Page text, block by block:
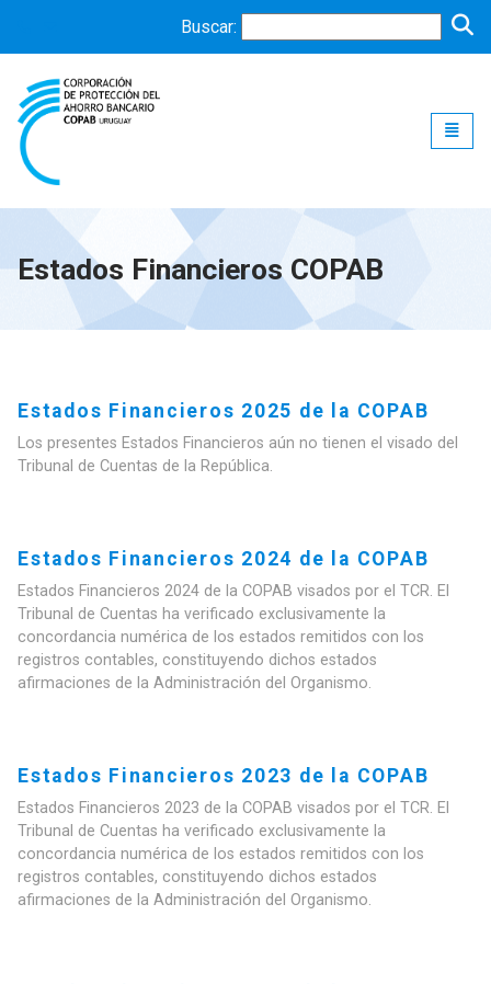
Buscar:
Estados Financieros COPAB
Estados Financieros 2025 de la COPAB
Los presentes Estados Financieros aún no tienen el visado del
Tribunal de Cuentas de la República.
Estados Financieros 2024 de la COPAB
Estados Financieros 2024 de la COPAB visados por el TCR. El
Tribunal de Cuentas ha verificado exclusivamente la
concordancia numérica de los estados remitidos con los
registros contables, constituyendo dichos estados
afirmaciones de la Administración del Organismo.
Estados Financieros 2023 de la COPAB
Estados Financieros 2023 de la COPAB visados por el TCR. El
Tribunal de Cuentas ha verificado exclusivamente la
concordancia numérica de los estados remitidos con los
registros contables, constituyendo dichos estados
afirmaciones de la Administración del Organismo.